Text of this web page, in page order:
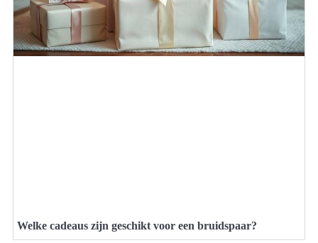
Welke cadeaus zijn geschikt voor een bruidspaar?